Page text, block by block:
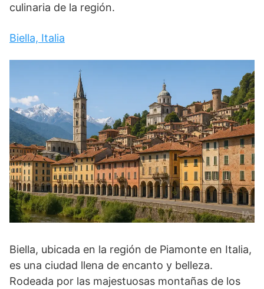
culinaria de la región.
Biella, Italia
Biella, ubicada en la región de Piamonte en Italia,
es una ciudad llena de encanto y belleza.
Rodeada por las majestuosas montañas de los